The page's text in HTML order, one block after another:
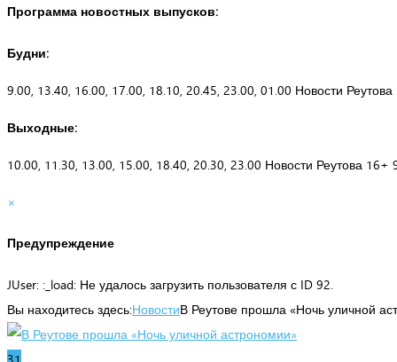
Программа новостных выпусков:
Будни:
9.00, 13.40, 16.00, 17.00, 18.10, 20.45, 23.00, 01.00 Новости
Выходные:
10.00, 11.30, 13.00, 15.00, 18.40, 20.30, 23.00 Новости Реутова
×
Предупреждение
JUser: :_load: Не удалось загрузить пользователя с ID 92.
Вы находитесь здесь:НовостиВ Реутове прошла «Ночь уличной